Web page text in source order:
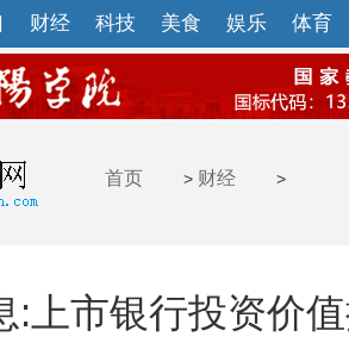
财经 科技 美食 娱乐 体育
首页 > 财经 >
:上市银行投资价